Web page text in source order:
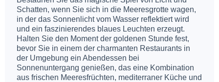
Schatten, wenn Sie sich in die Meeresgrotte wagen,
in der das Sonnenlicht vom Wasser reflektiert wird
und ein faszinierendes blaues Leuchten erzeugt.
Halten Sie den Moment der goldenen Stunde fest,
bevor Sie in einem der charmanten Restaurants in
der Umgebung ein Abendessen bei
Sonnenuntergang genießen, das eine Kombination
aus frischen Meeresfrüchten, mediterraner Küche und